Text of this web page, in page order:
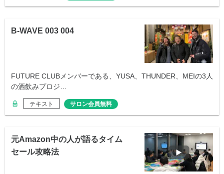
B-WAVE 003 004
FUTURE CLUBメンバーである、YUSA、THUNDER、MEIの3人
の酒飲みプロジ…
テキスト サロン会員無料
元Amazon中の人が語るタイム
セール攻略法